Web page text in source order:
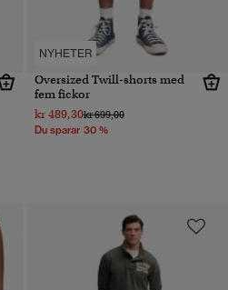
NYHETER
Oversized Twill-shorts med
fem fickor
kr 489,30Pris reducerat från
kr 699,00till
Du sparar 30 %